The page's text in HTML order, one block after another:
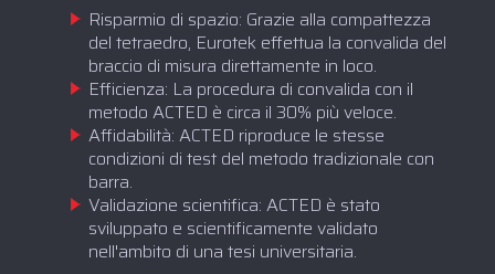
Risparmio di spazio: Grazie alla compattezza
del tetraedro, Eurotek effettua la convalida del
braccio di misura direttamente in loco.
Efficienza: La procedura di convalida con il
metodo ACTED è circa il 30% più veloce.
Affidabilità: ACTED riproduce le stesse
condizioni di test del metodo tradizionale con
barra.
Validazione scientifica: ACTED è stato
sviluppato e scientificamente validato
nell'ambito di una tesi universitaria.